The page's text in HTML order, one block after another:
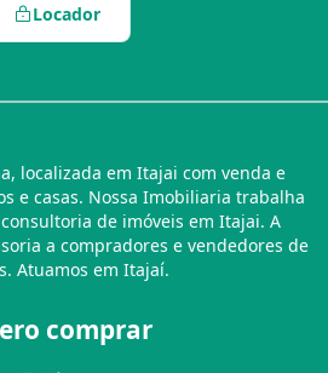
Locador
localizada em Itajai com venda e
e casas. Nossa Imobiliaria trabalha
de imóveis em Itajai. A
a compradores e vendedores de
Atuamos em Itajaí.
comprar